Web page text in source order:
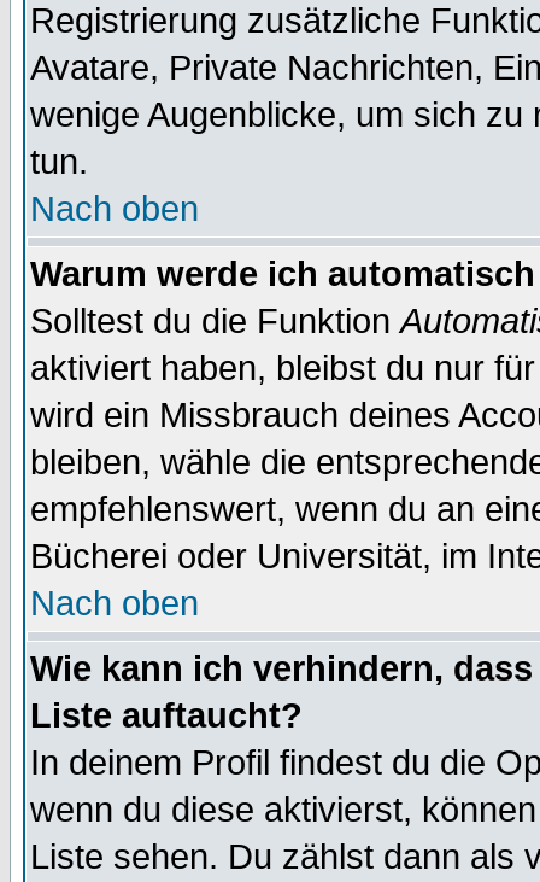
Registrierung zusätzliche
Avatare, Private Nachrichten,
wenige Augenblicke, um sich
tun.
Nach oben
Warum werde ich
Solltest du die Funktion
aktiviert haben, bleibst du nur
wird ein Missbrauch deines
bleiben, wähle die
empfehlenswert, wenn du an
Bücherei oder Universität, im
Nach oben
Wie kann ich verhindern,
Liste auftaucht?
In deinem Profil findest du die
wenn du diese aktivierst,
Liste sehen. Du zählst dann als